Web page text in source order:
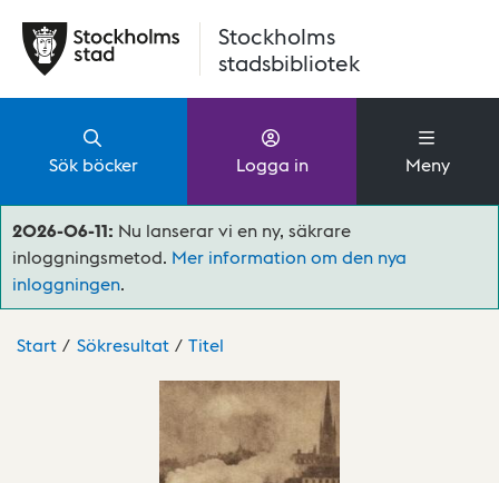
Stockholms
stadsbibliotek
Sök böcker Logga in Meny
2026-06-11: Nu lanserar vi en ny, säkrare
inloggningsmetod. Mer information om den nya
inloggningen.
Start Sökresultat Titel